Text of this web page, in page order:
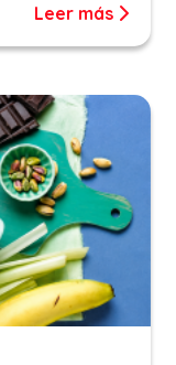
Leer más